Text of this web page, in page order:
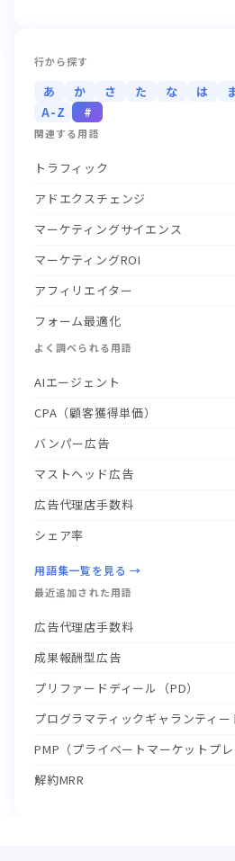
行から探す
あ か さ た な は
A-Z
#
関連する用語
トラフィック
アドエクスチェンジ
マーケティングサイエンス
マーケティングROI
アフィリエイター
フォーム最適化
よく調べられる用語
AIエージェント
CPA（顧客獲得単価）
バンパー広告
マストヘッド広告
広告代理店手数料
シェア率
用語集一覧を見る →
最近追加された用語
広告代理店手数料
成果報酬型広告
プリファードディール（PD）
プログラマティックギャランティー
PMP（プライベートマーケットプレ
解約MRR